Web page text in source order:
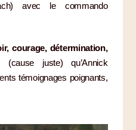
avec le commando
courage, détermination,
(cause juste) qu’Annick
témoignages poignants,